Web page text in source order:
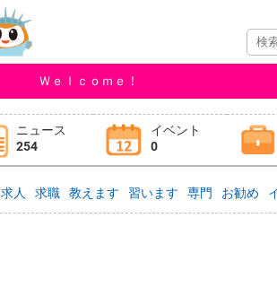
Ｗｅｌｃｏｍｅ！
ニュース
254
イベント
0
求人 求職 教えます 習います 専門 お勧め